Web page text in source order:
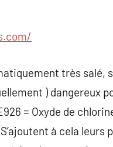
très salé,
) dangereux
= Oxyde de
à cela